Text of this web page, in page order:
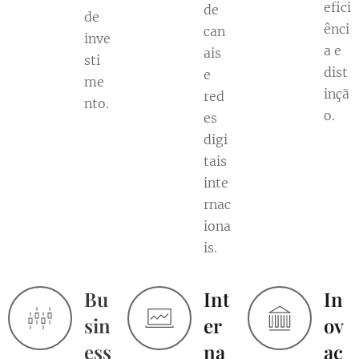
de
inve
sti
me
nto.
de
can
ais
e
red
es
digi
tais
inte
rnac
iona
is.
efici
ênci
a e
dist
inçã
o.
Bu
sin
ess
Int
er
na
In
ov
aç